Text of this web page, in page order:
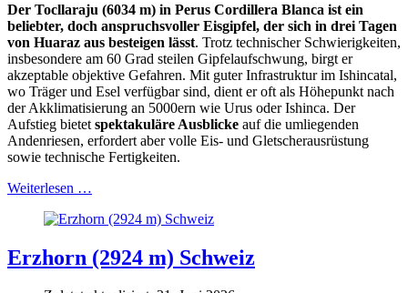
Der Tocllaraju (6034 m) in Perus Cordillera Blanca ist ein
beliebter, doch anspruchsvoller Eisgipfel, der sich in drei Tagen
von Huaraz aus besteigen lässt. Trotz technischer Schwierigkeiten,
insbesondere am 60 Grad steilen Gipfelaufschwung, birgt er
akzeptable objektive Gefahren. Mit guter Infrastruktur im Ishincatal,
wo Träger und Esel verfügbar sind, dient er oft als Höhepunkt nach
der Akklimatisierung an 5000ern wie Urus oder Ishinca. Der
Aufstieg bietet spektakuläre Ausblicke auf die umliegenden
Andenriesen, erfordert aber volle Eis- und Gletscherausrüstung
sowie technische Fertigkeiten.
Weiterlesen …
Erzhorn (2924 m) Schweiz